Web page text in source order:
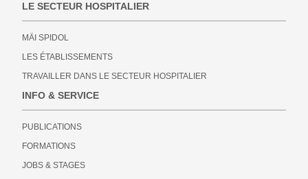
LE SECTEUR HOSPITALIER
MÄI SPIDOL
LES ÉTABLISSEMENTS
TRAVAILLER DANS LE SECTEUR HOSPITALIER
INFO & SERVICE
PUBLICATIONS
FORMATIONS
JOBS & STAGES